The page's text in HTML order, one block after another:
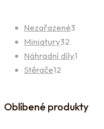
Nezařazené3
Miniatury32
produktů
Náhradní díly1
Stěrače12
Oblíbené produkty